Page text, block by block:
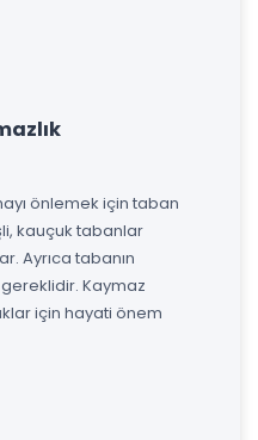
önlemek için taban
kauçuk tabanlar
Ayrıca tabanın
Kaymaz
için hayati önem